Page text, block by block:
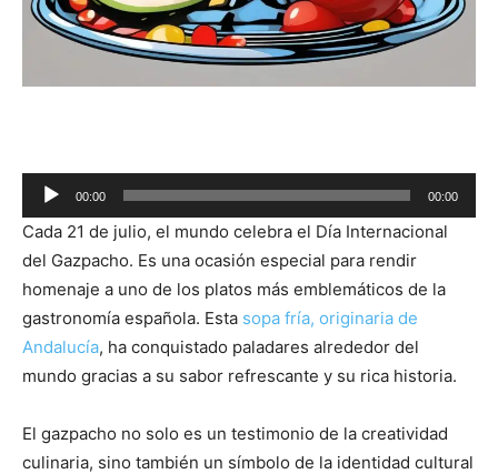
Audio
Player
00:00 00:00
Cada 21 de julio, el mundo celebra el Día Internacional
del Gazpacho. Es una ocasión especial para rendir
homenaje a uno de los platos más emblemáticos de la
gastronomía española. Esta sopa fría, originaria de
Andalucía, ha conquistado paladares alrededor del
mundo gracias a su sabor refrescante y su rica historia.
El gazpacho no solo es un testimonio de la creatividad
culinaria, sino también un símbolo de la identidad cultural